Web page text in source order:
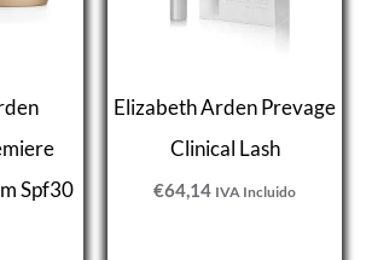
Spf30
Elizabeth Arden Prevage
Clinical Lash
€64,14 IVA Incluido